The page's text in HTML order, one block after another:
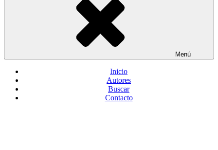
Menú
Inicio
Autores
Buscar
Contacto